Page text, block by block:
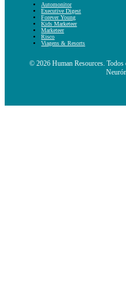
Automonitor
Executive Digest
Forever Young
Kids Marketeer
Marketeer
Risco
Viagens & Resorts
© 2026 Human Resources.